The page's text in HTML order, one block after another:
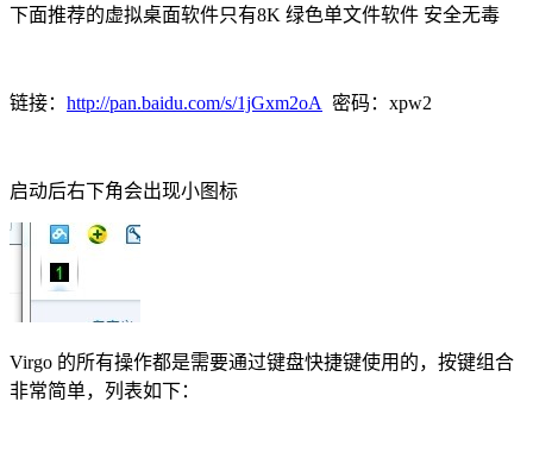
下面推荐的虚拟桌面软件只有8K 绿色单文件软件 安全无毒
链接： http://pan.baidu.com/s/1jGxm2oA 密码：xpw2
启动后右下角会出现小图标
Virgo 的所有操作都是需要通过键盘快捷键使用的，按键组合
非常简单，列表如下：